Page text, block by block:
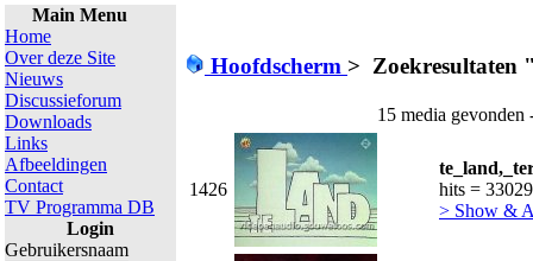
Main Menu
Home
Over deze Site
Nieuws
Discussieforum
Downloads
Links
Afbeeldingen
Contact
TV Programma DB
Login
Gebruikersnaam
Hoofdscherm > Zoekresultaten
15 media gevonden
1426
hits = 33029
> Show &